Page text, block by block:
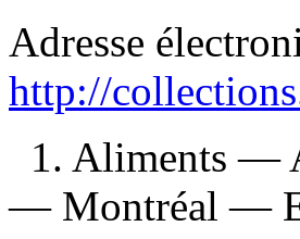
Adresse
http://
1. Aliments —
— Montréal —